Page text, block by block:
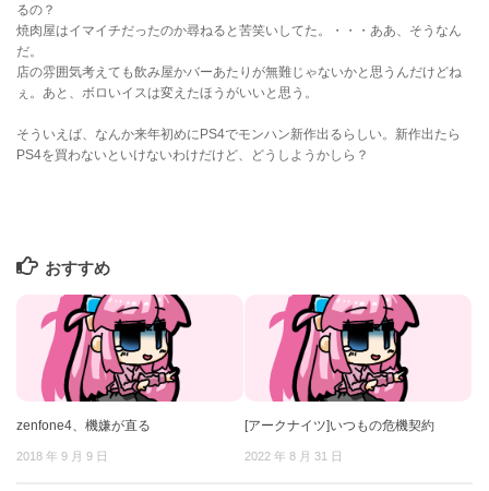
るの？
焼肉屋はイマイチだったのか尋ねると苦笑いしてた。・・・ああ、そうなん
だ。
店の雰囲気考えても飲み屋かバーあたりが無難じゃないかと思うんだけどね
ぇ。あと、ボロいイスは変えたほうがいいと思う。
そういえば、なんか来年初めにPS4でモンハン新作出るらしい。新作出たら
PS4を買わないといけないわけだけど、どうしようかしら？
おすすめ
zenfone4、機嫌が直る
2018 年 9 月 9 日
[アークナイツ]いつもの危機契約
2022 年 8 月 31 日